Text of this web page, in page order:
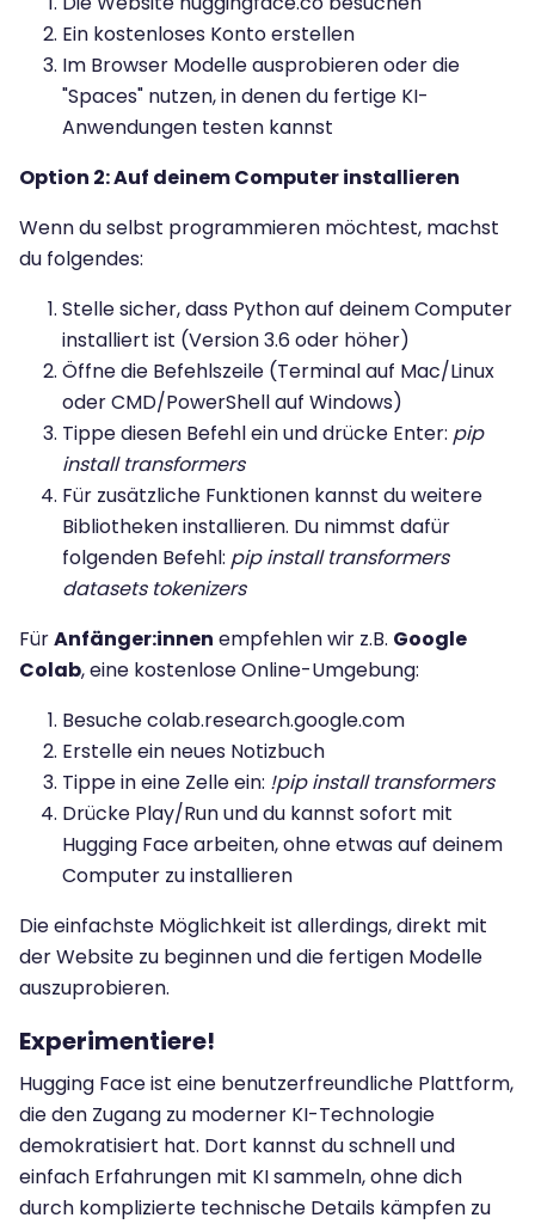
Ein kostenloses Konto erstellen
Im Browser Modelle ausprobieren oder die
"Spaces" nutzen, in denen du fertige KI-
Anwendungen testen kannst
Option 2: Auf deinem Computer installieren
Wenn du selbst programmieren möchtest, machst
du folgendes:
Stelle sicher, dass Python auf deinem Computer
installiert ist (Version 3.6 oder höher)
Öffne die Befehlszeile (Terminal auf Mac/Linux
oder CMD/PowerShell auf Windows)
Tippe diesen Befehl ein und drücke Enter: pip
install transformers
Für zusätzliche Funktionen kannst du weitere
Bibliotheken installieren. Du nimmst dafür
folgenden Befehl: pip install transformers
datasets tokenizers
FürAnfänger:innen empfehlen wir z.B. Google
Colab, eine kostenlose Online-Umgebung:
Besuche colab.research.google.com
Erstelle ein neues Notizbuch
Tippe in eine Zelle ein: !pip install transformers
Drücke Play/Run und du kannst sofort mit
Hugging Face arbeiten, ohne etwas auf deinem
Computer zu installieren
Die einfachste Möglichkeit ist allerdings, direkt mit
der Website zu beginnen und die fertigen Modelle
auszuprobieren.
Experimentiere!
Hugging Face ist eine benutzerfreundliche Plattform,
die den Zugang zu moderner KI-Technologie
demokratisiert hat. Dort kannst du schnell und
einfach Erfahrungen mit KI sammeln, ohne dich
durch komplizierte technische Details kämpfen zu